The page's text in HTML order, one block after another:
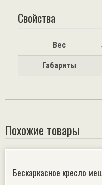
Свойства
Вес
Габариты
Похожие товары
Бескаркасное кресло